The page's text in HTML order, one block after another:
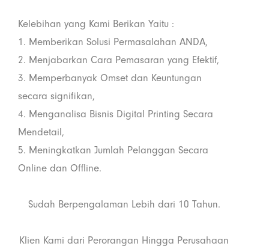
Kelebihan yang Kami Berikan Yaitu :
1. Memberikan Solusi Permasalahan ANDA,
2. Menjabarkan Cara Pemasaran yang Efektif,
3. Memperbanyak Omset dan Keuntungan
secara signifikan,
4. Menganalisa Bisnis Digital Printing Secara
Mendetail,
5. Meningkatkan Jumlah Pelanggan Secara
Online dan Offline.
Sudah Berpengalaman Lebih dari 10 Tahun.
Klien Kami dari Perorangan Hingga Perusahaan